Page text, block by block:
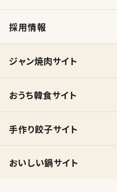
採用情報
ジャン焼肉サイト
おうち韓食サイト
手作り餃子サイト
おいしい鍋サイト